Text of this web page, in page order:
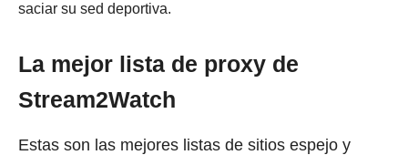
saciar su sed deportiva.
La mejor lista de proxy de
Stream2Watch
Estas son las mejores listas de sitios espejo y